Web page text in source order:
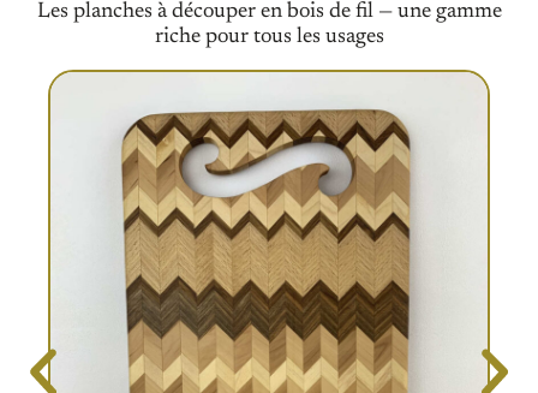
Les planches à découper en bois de fil — une gamme
riche pour tous les usages